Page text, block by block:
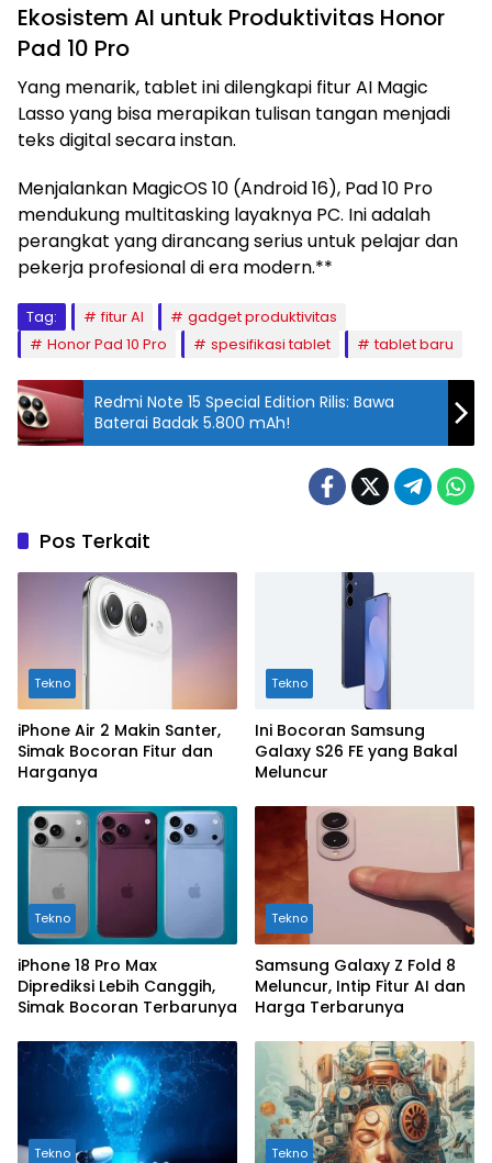
Ekosistem AI untuk Produktivitas Honor
Pad 10 Pro
Yang menarik, tablet ini dilengkapi fitur AI Magic
Lasso yang bisa merapikan tulisan tangan menjadi
teks digital secara instan.
Menjalankan MagicOS 10 (Android 16), Pad 10 Pro
mendukung multitasking layaknya PC. Ini adalah
perangkat yang dirancang serius untuk pelajar dan
pekerja profesional di era modern.**
Tag: fitur AI
gadget produktivitas
Honor Pad 10 Pro
spesifikasi tablet tablet baru
Redmi Note 15 Special Edition Rilis: Bawa
Baterai Badak 5.800 mAh!
Pos Terkait
Tekno
iPhone Air 2 Makin Santer,
Simak Bocoran Fitur dan
Harganya
Tekno
Ini Bocoran Samsung
Galaxy S26 FE yang Bakal
Meluncur
Tekno
iPhone 18 Pro Max
Diprediksi Lebih Canggih,
Simak Bocoran Terbarunya
Tekno
Samsung Galaxy Z Fold 8
Meluncur, Intip Fitur AI dan
Harga Terbarunya
Tekno Tekno